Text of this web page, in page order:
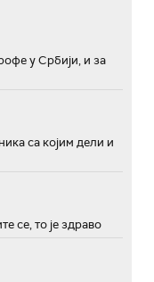
у Србији, и за
са којим дели и
се, то је здраво